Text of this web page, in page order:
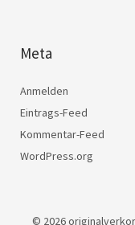
Meta
Anmelden
Eintrags-Feed
Kommentar-Feed
WordPress.org
© 2026